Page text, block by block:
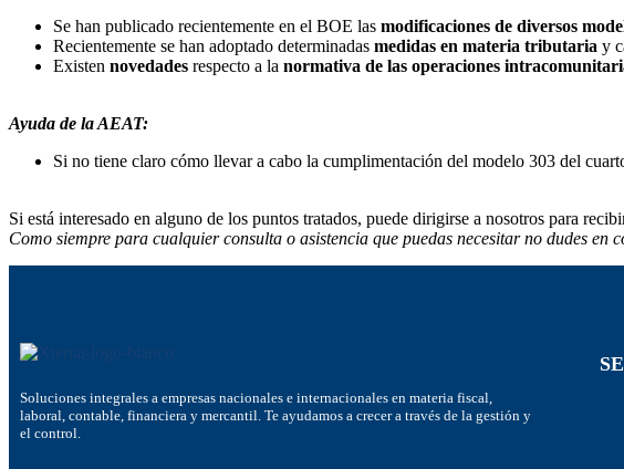
Se han publicado recientemente en el BOE las modificaciones de diversos
Recientemente se han adoptado determinadas medidas en materia tributaria y
Existen novedades respecto a la normativa de las operaciones
Ayuda de la AEAT:
Si no tiene claro cómo llevar a cabo la cumplimentación del modelo 303 del
Si está interesado en alguno de los puntos tratados, puede dirigirse a nosotros para
Como siempre para cualquier consulta o asistencia que puedas necesitar no dudes
Soluciones integrales a empresas nacionales e internacionales en materia fiscal,
laboral, contable, financiera y mercantil. Te ayudamos a crecer a través de la gestión y
el control.